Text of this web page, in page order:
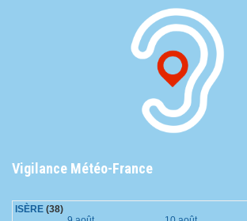
Vigilance Météo-France